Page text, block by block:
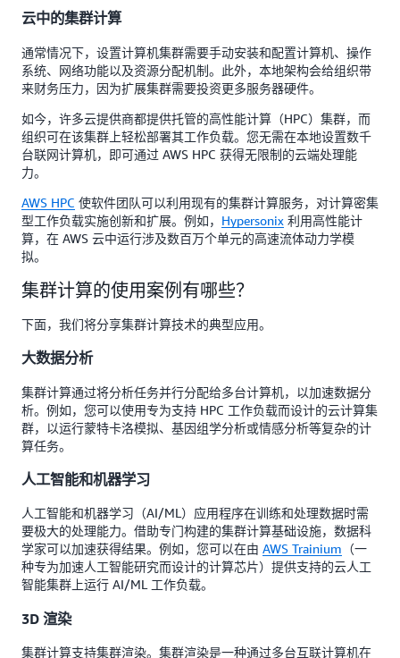
云中的集群计算
通常情况下，设置计算机集群需要手动安装和配置计算机、操作
系统、网络功能以及资源分配机制。此外，本地架构会给组织带
来财务压力，因为扩展集群需要投资更多服务器硬件。
如今，许多云提供商都提供托管的高性能计算（HPC）集群，而
组织可在该集群上轻松部署其工作负载。您无需在本地设置数千
台联网计算机，即可通过 AWS HPC 获得无限制的云端处理能
力。
AWS HPC 使软件团队可以利用现有的集群计算服务，对计算密集
型工作负载实施创新和扩展。例如， Hypersonix 利用高性能计
算，在 AWS 云中运行涉及数百万个单元的高速流体动力学模
拟。
集群计算的使用案例有哪些？
下面，我们将分享集群计算技术的典型应用。
大数据分析
集群计算通过将分析任务并行分配给多台计算机，以加速数据分
析。例如，您可以使用专为支持 HPC 工作负载而设计的云计算集
群，以运行蒙特卡洛模拟、基因组学分析或情感分析等复杂的计
算任务。
人工智能和机器学习
人工智能和机器学习（AI/ML）应用程序在训练和处理数据时需
要极大的处理能力。借助专门构建的集群计算基础设施，数据科
学家可以加速获得结果。例如，您可以在由 AWS Trainium （一
种专为加速人工智能研究而设计的计算芯片）提供支持的云人工
智能集群上运行 AI/ML 工作负载。
3D 渲染
集群计算支持集群渲染。集群渲染是一种通过多台互联计算机在